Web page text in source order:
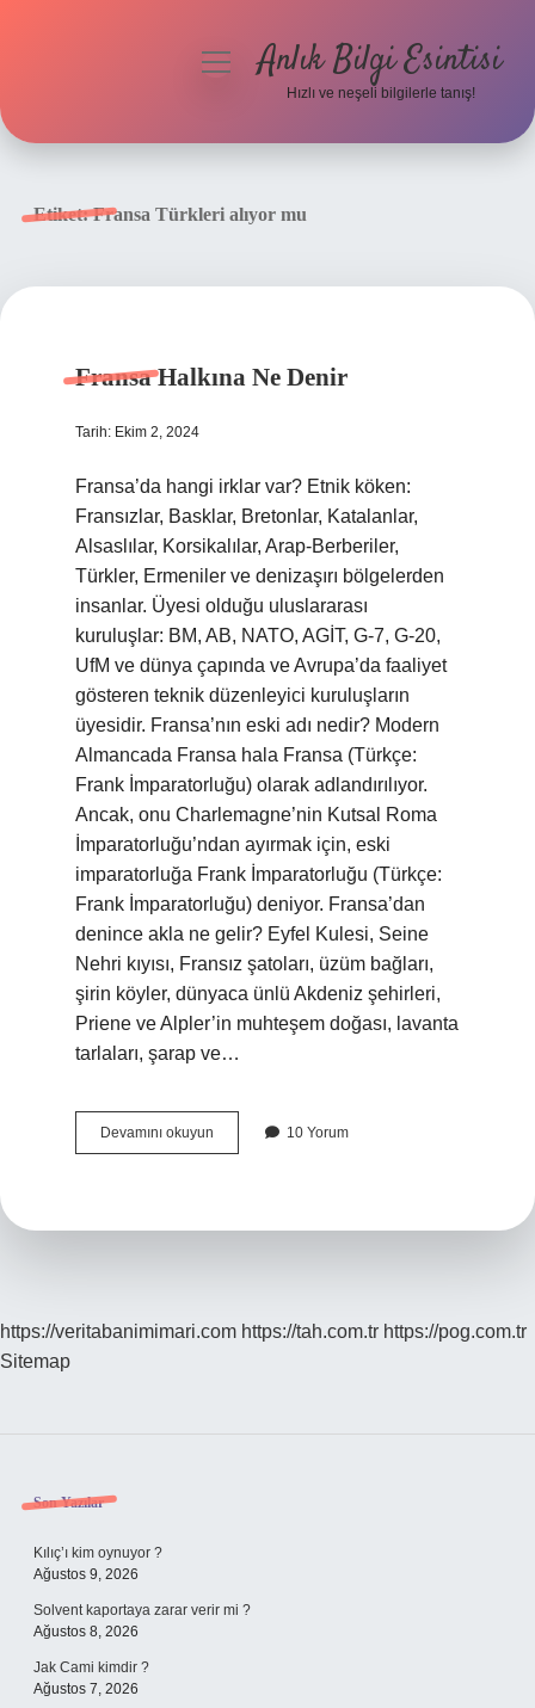
menüyüAnlık Bilgi Esintisi
Hızlı ve neşeli bilgilerle tanış!
Etiket:Fransa Türkleri alıyor mu
Fransa Halkına Ne Denir
Tarih: Ekim 2, 2024
Fransa’da hangi irklar var? Etnik köken:
Fransızlar, Basklar, Bretonlar, Katalanlar,
Alsaslılar, Korsikalılar, Arap-Berberiler,
Türkler, Ermeniler ve denizaşırı bölgelerden
insanlar. Üyesi olduğu uluslararası
kuruluşlar: BM, AB, NATO, AGİT, G-7, G-20,
UfM ve dünya çapında ve Avrupa’da faaliyet
gösteren teknik düzenleyici kuruluşların
üyesidir. Fransa’nın eski adı nedir? Modern
Almancada Fransa hala Fransa (Türkçe:
Frank İmparatorluğu) olarak adlandırılıyor.
Ancak, onu Charlemagne’nin Kutsal Roma
İmparatorluğu’ndan ayırmak için, eski
imparatorluğa Frank İmparatorluğu (Türkçe:
Frank İmparatorluğu) deniyor. Fransa’dan
denince akla ne gelir? Eyfel Kulesi, Seine
Nehri kıyısı, Fransız şatoları, üzüm bağları,
şirin köyler, dünyaca ünlü Akdeniz şehirleri,
Priene ve Alpler’in muhteşem doğası, lavanta
tarlaları, şarap ve…
Devamını okuyun
Halkına
10 Yorum
https://veritabanimimari.com https://tah.com.tr https://pog.com.tr
Sitemap
Sidebar
Son Yazılar
Kılıç’ı kim oynuyor ?
Ağustos 9, 2026
Solvent kaportaya zarar verir mi ?
Ağustos 8, 2026
Jak Cami kimdir ?
Ağustos 7, 2026